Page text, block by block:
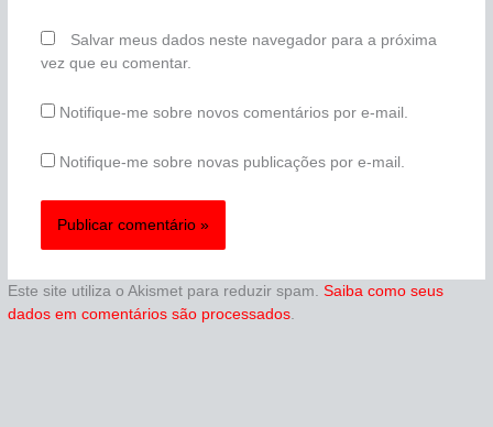
Salvar meus dados neste navegador para a próxima
vez que eu comentar.
Notifique-me sobre novos comentários por e-mail.
Notifique-me sobre novas publicações por e-mail.
Este site utiliza o Akismet para reduzir spam.Saiba como seus
dados em comentários são processados